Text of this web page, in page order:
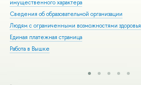
имущественного характера
Сведения об образовательной организации
Людям с ограниченными возможностями здоровья
Единая платежная страница
Работа в Вышке